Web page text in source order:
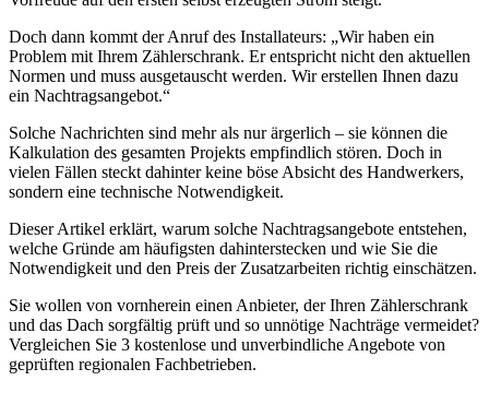
Doch dann kommt der Anruf des Installateurs: „Wir haben ein
Problem mit Ihrem Zählerschrank. Er entspricht nicht den aktuellen
Normen und muss ausgetauscht werden. Wir erstellen Ihnen dazu
ein Nachtragsangebot.“
Solche Nachrichten sind mehr als nur ärgerlich – sie können die
Kalkulation des gesamten Projekts empfindlich stören. Doch in
vielen Fällen steckt dahinter keine böse Absicht des Handwerkers,
sondern eine technische Notwendigkeit.
Dieser Artikel erklärt, warum solche Nachtragsangebote entstehen,
welche Gründe am häufigsten dahinterstecken und wie Sie die
Notwendigkeit und den Preis der Zusatzarbeiten richtig einschätzen.
Sie wollen von vornherein einen Anbieter, der Ihren Zählerschrank
und das Dach sorgfältig prüft und so unnötige Nachträge vermeidet?
Vergleichen Sie 3 kostenlose und unverbindliche Angebote von
geprüften regionalen Fachbetrieben.